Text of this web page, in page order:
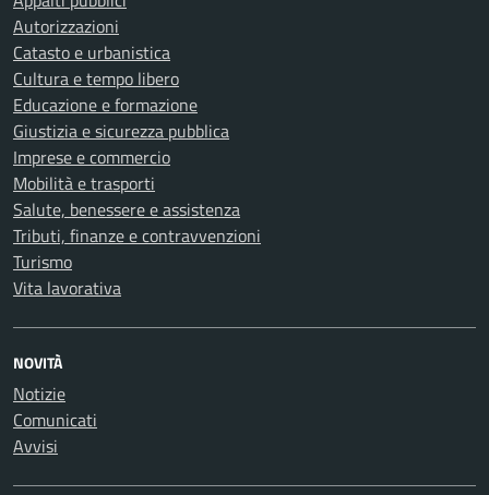
Autorizzazioni
Catasto e urbanistica
Cultura e tempo libero
Educazione e formazione
Giustizia e sicurezza pubblica
Imprese e commercio
Mobilità e trasporti
Salute, benessere e assistenza
Tributi, finanze e contravvenzioni
Turismo
Vita lavorativa
NOVITÀ
Notizie
Comunicati
Avvisi